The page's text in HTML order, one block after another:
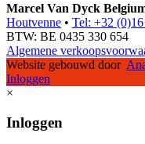
Marcel Van Dyck
Houtvenne • Tel: +32
BTW: BE 0435 330 654
Algemene
Website gebouwd door
Inloggen
×
Inloggen